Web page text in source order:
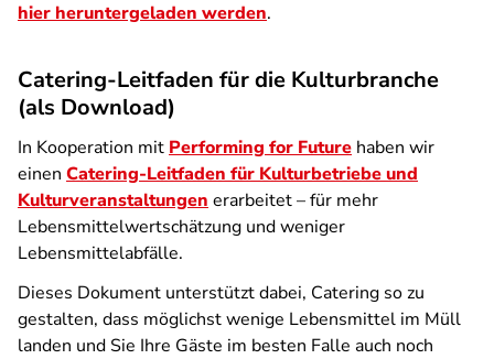
hier heruntergeladen werden.
Catering-Leitfaden für die Kulturbranche
(als Download)
In Kooperation mit Performing for Future haben wir
einen Catering-Leitfaden für Kulturbetriebe und
Kulturveranstaltungen erarbeitet– für mehr
Lebensmittelwertschätzung und weniger
Lebensmittelabfälle.
Dieses Dokument unterstützt dabei, Catering so zu
gestalten, dass möglichst wenige Lebensmittel im Müll
landen und Sie Ihre Gäste im besten Falle auch noch